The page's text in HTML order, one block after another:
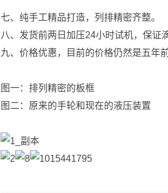
七、纯手工精品打造，列排精密齐整。
八、发货前两日加压24小时试机，保证
九、价格优惠，目前的价格仍然是五年
图一：排列精密的板框
图二：原来的手轮和现在的液压装置